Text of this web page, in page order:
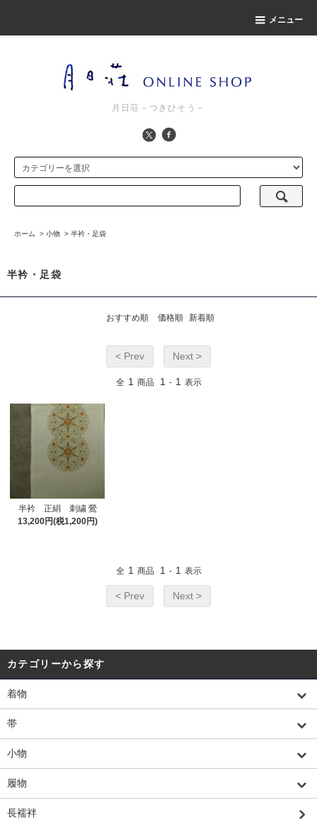
メニュー
月日荘－つきひそう－
ホーム > 小物 > 半衿・足袋
半衿・足袋
おすすめ順 価格順 新着順
< Prev Next >
全 1 商品 1 - 1 表示
半衿 正絹 刺繍 鶯
13,200円(税1,200円)
全 1 商品 1 - 1 表示
< Prev Next >
カテゴリーから探す
着物
帯
小物
履物
長襦袢